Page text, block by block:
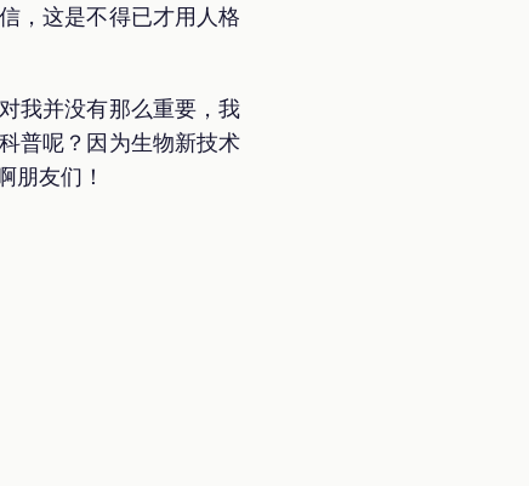
，这是不得已才用人格
我并没有那么重要，我
普呢？因为生物新技术
朋友们！